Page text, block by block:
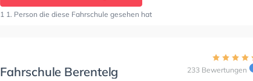
1 1. Person die diese Fahrschule gesehen hat
Fahrschule Berentelg 233 Bewertungen